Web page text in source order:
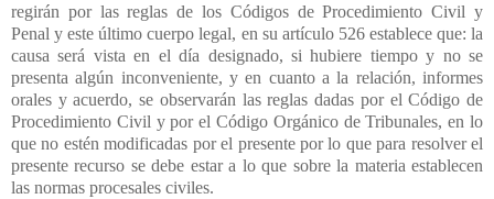
regirán por las reglas de los Códigos de Procedimiento Civil y
Penal y este último cuerpo legal, en su artículo 526 establece que: la
causa será vista en el día designado, si hubiere tiempo y no se
presenta algún inconveniente, y en cuanto a la relación, informes
orales y acuerdo, se observarán las reglas dadas por el Código de
Procedimiento Civil y por el Código Orgánico de Tribunales, en lo
que no estén modificadas por el presente por lo que para resolver el
presente recurso se debe estar a lo que sobre la materia establecen
las normas procesales civiles.